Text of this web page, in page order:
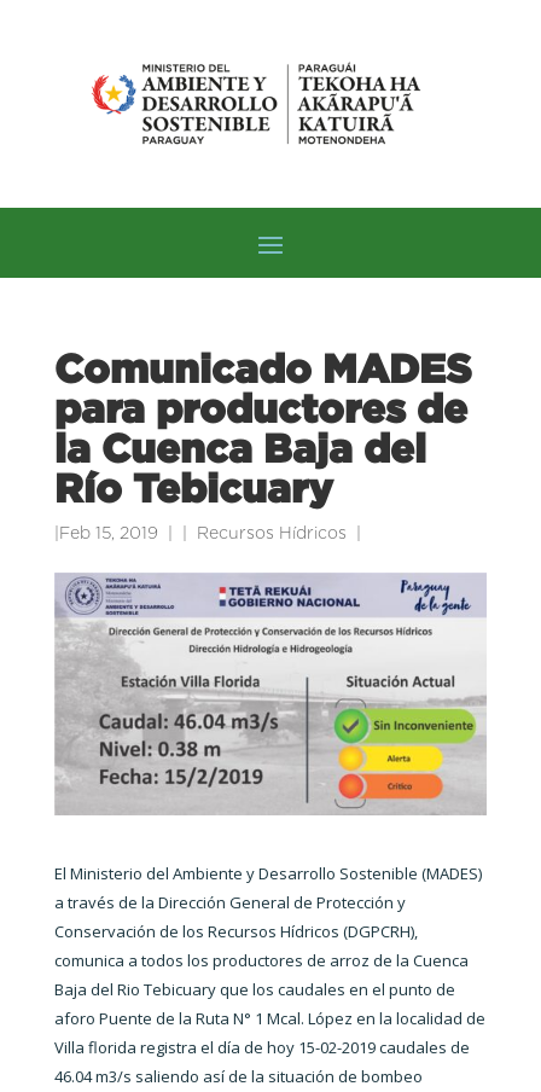
Comunicado MADES
para productores de
la Cuenca Baja del
Río Tebicuary
Feb 15, 2019 Recursos Hídricos
El Ministerio del Ambiente y Desarrollo Sostenible (MADES)
a través de la Dirección General de Protección y
Conservación de los Recursos Hídricos (DGPCRH),
comunica a todos los productores de arroz de la Cuenca
Baja del Rio Tebicuary que los caudales en el punto de
aforo Puente de la Ruta N° 1 Mcal. López en la localidad de
Villa florida registra el día de hoy 15-02-2019 caudales de
46.04 m3/s saliendo así de la situación de bombeo